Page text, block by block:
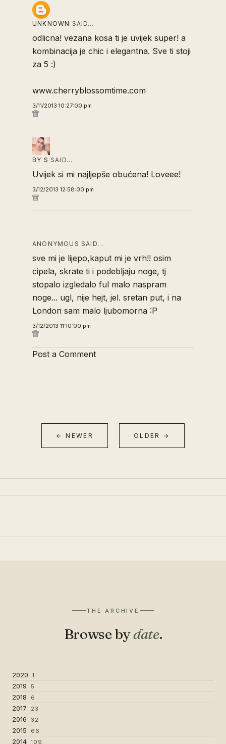
UNKNOWN SAID…
odlicna! vezana kosa ti je uvijek super! a
kombinacija je chic i elegantna. Sve ti stoji
za 5 :)
www.cherryblossomtime.com
3/11/2013 10:27:00 pm
BY S SAID…
Uvijek si mi najljepše obućena! Loveee!
3/12/2013 12:58:00 pm
ANONYMOUS SAID…
sve mi je lijepo,kaput mi je vrh!! osim
cipela, skrate ti i podebljaju noge, tj
stopalo izgledalo ful malo naspram
noge... ugl, nije hejt, jel. sretan put, i na
London sam malo ljubomorna :P
3/12/2013 11:10:00 pm
Post a Comment
← NEWER OLDER →
THE ARCHIVE
Browse bydate.
2020 1
2019 5
2018 6
2017 23
2016 32
2015 66
2014 109